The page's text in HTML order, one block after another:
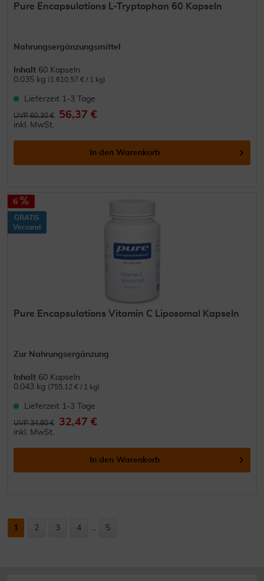
Pure Encapsulations L-Tryptophan 60 Kapseln
Nahrungsergänzungsmittel
Inhalt 60 Kapseln
0.035 kg (1.610,57 € / 1 kg)
Lieferzeit 1-3 Tage
UVP 60,30 € 56,37 €
inkl. MwSt.
In den Warenkorb
6
GRATIS
Versand
Pure Encapsulations Vitamin C Liposomal Kapseln
Zur Nahrungsergänzung
Inhalt 60 Kapseln
0.043 kg (755,12 € / 1 kg)
Lieferzeit 1-3 Tage
UVP 34,80 € 32,47 €
inkl. MwSt.
In den Warenkorb
1 2 3 4 ... 5